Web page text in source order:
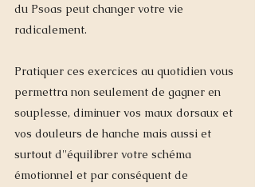
du Psoas peut changer votre vie
radicalement.
Pratiquer ces exercices au quotidien vous
permettra non seulement de gagner en
souplesse, diminuer vos maux dorsaux et
vos douleurs de hanche mais aussi et
surtout d''équilibrer votre schéma
émotionnel et par conséquent de